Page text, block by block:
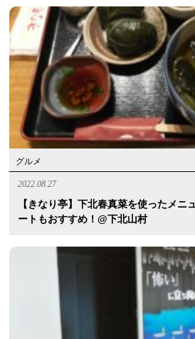
グルメ
2022.08.27
【きなり亭】下北春真菜を使ったメニ
ートもおすすめ！@下北山村